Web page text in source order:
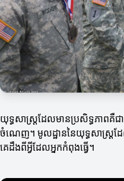
យុទ្ធសាស្ត្រដែលមានប្រសិទ្ធភាពគឺ
ចំណេញ។ មូលដ្ឋាននៃយុទ្ធសាស្ត្រដ
គេដឹងពីអ្វីដែលអ្នកកំពុងធ្វើ។